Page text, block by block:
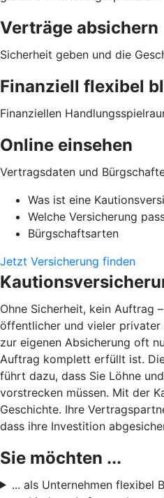
Verträge absichern
Sicherheit geben und die
Finanziell flexibel
Finanziellen
Online einsehen
Vertragsdaten und
Was ist eine
Welche Versicherung
Bürgschaftsarten
Jetzt Versicherung finden
Ohne Sicherheit, kein Auftrag
öffentlicher und vieler privater
zur eigenen Absicherung oft
Auftrag komplett erfüllt ist.
führt dazu, dass Sie Löhne
vorstrecken müssen. Mit der
Geschichte. Ihre
dass ihre Investition
Sie möchten ...
... als Unternehmen flexibel